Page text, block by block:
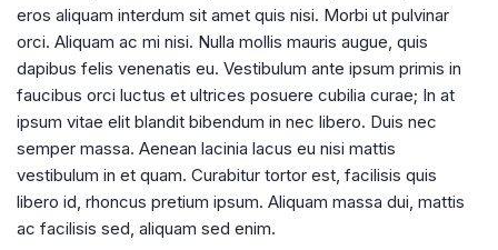
eros aliquam interdum sit amet quis nisi. Morbi ut pulvinar
orci. Aliquam ac mi nisi. Nulla mollis mauris augue, quis
dapibus felis venenatis eu. Vestibulum ante ipsum primis in
faucibus orci luctus et ultrices posuere cubilia curae; In at
ipsum vitae elit blandit bibendum in nec libero. Duis nec
semper massa. Aenean lacinia lacus eu nisi mattis
vestibulum in et quam. Curabitur tortor est, facilisis quis
libero id, rhoncus pretium ipsum. Aliquam massa dui, mattis
ac facilisis sed, aliquam sed enim.